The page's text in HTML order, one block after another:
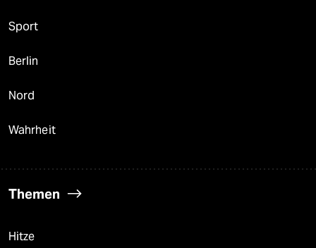
Sport
Berlin
Nord
Wahrheit
Themen
Hitze